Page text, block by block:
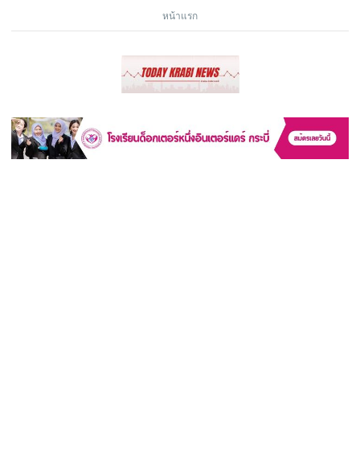
หน้าแรก